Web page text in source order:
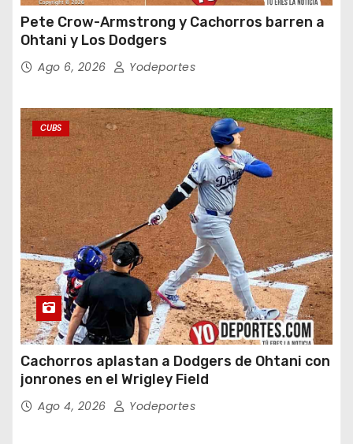
Pete Crow-Armstrong y Cachorros barren a
Ohtani y Los Dodgers
Ago 6, 2026 Yodeportes
CUBS
Cachorros aplastan a Dodgers de Ohtani con
jonrones en el Wrigley Field
Ago 4, 2026 Yodeportes